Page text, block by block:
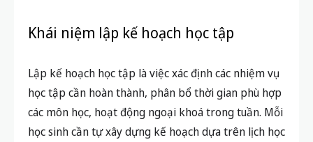
Khái niệm lập kế hoạch học tập
Lập kế hoạch học tập là việc xác định các nhiệm vụ
học tập cần hoàn thành, phân bổ thời gian phù hợp
các môn học, hoạt động ngoại khoá trong tuần. Mỗi
học sinh cần tự xây dựng kế hoạch dựa trên lịch học